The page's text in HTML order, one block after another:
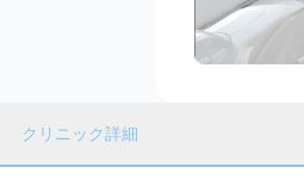
クリニック詳細